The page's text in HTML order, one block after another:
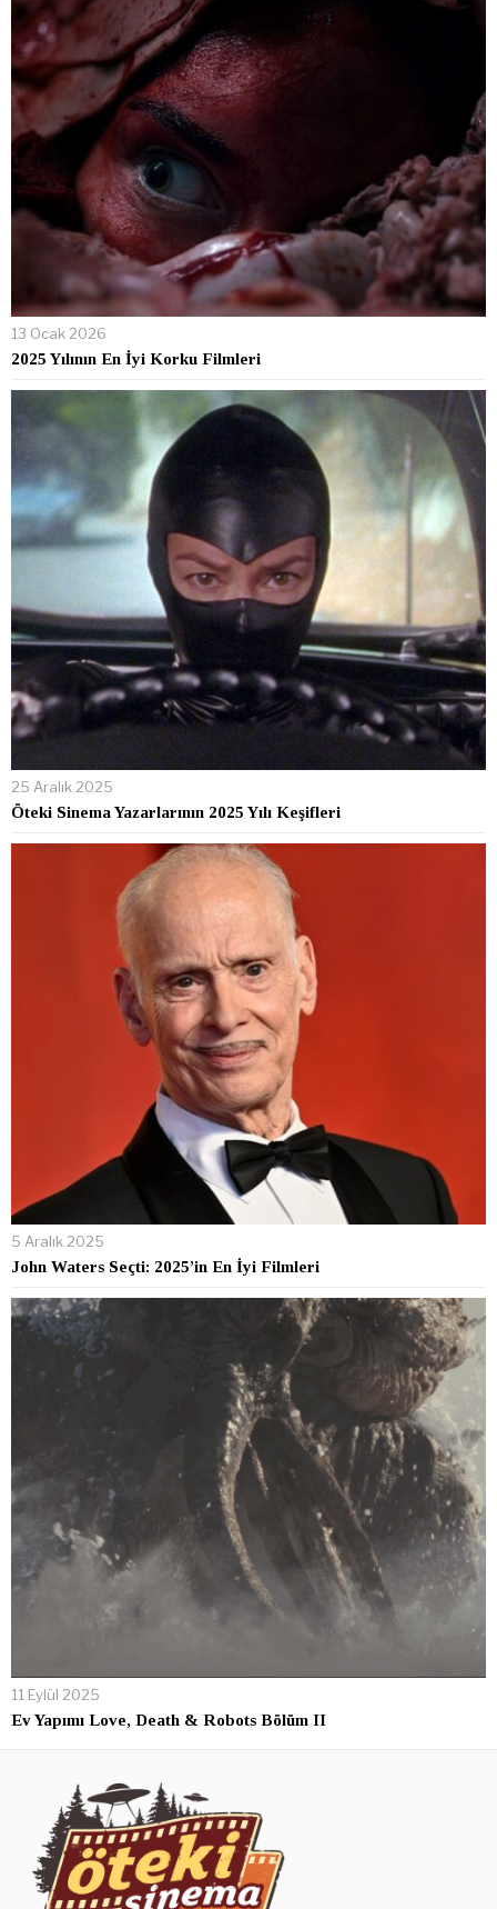
13 Ocak 2026
2025 Yılının En İyi Korku Filmleri
25 Aralık 2025
Öteki Sinema Yazarlarının 2025 Yılı Keşifleri
5 Aralık 2025
John Waters Seçti: 2025’in En İyi Filmleri
11 Eylül 2025
Ev Yapımı Love, Death & Robots Bölüm II